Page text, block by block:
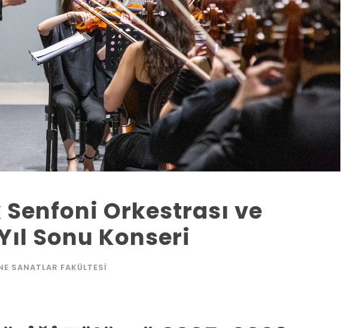
Senfoni Orkestrası ve
Sonu Konseri
SANATLAR FAKÜLTESI